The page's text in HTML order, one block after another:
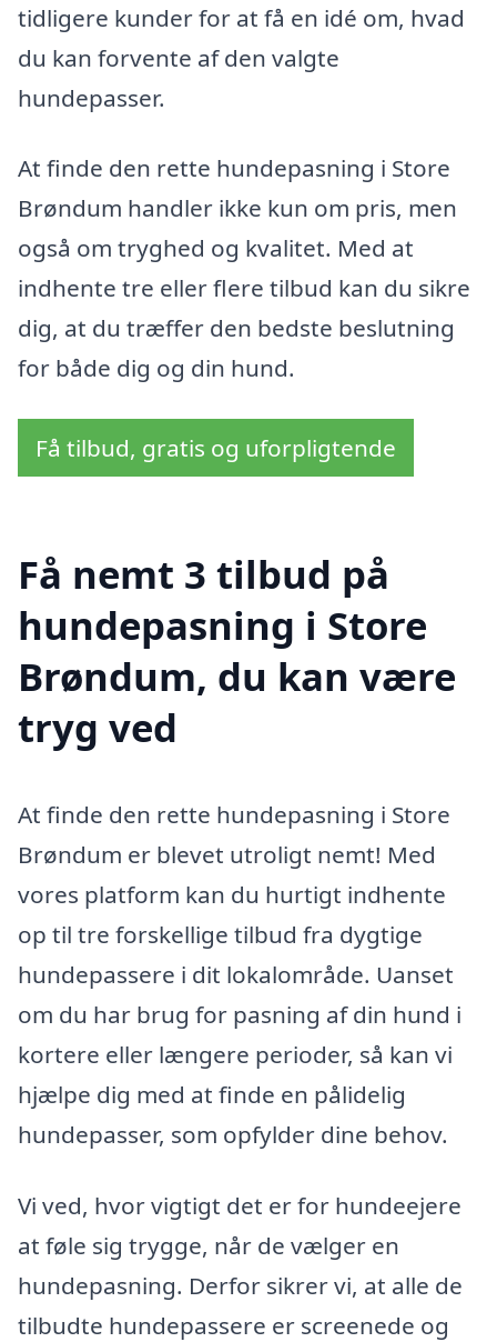
tidligere kunder for at få en idé om, hvad
du kan forvente af den valgte
hundepasser.
At finde den rette hundepasning i Store
Brøndum handler ikke kun om pris, men
også om tryghed og kvalitet. Med at
indhente tre eller flere tilbud kan du sikre
dig, at du træffer den bedste beslutning
for både dig og din hund.
Få tilbud, gratis og uforpligtende
Få nemt 3 tilbud på
hundepasning i Store
Brøndum, du kan være
tryg ved
At finde den rette hundepasning i Store
Brøndum er blevet utroligt nemt! Med
vores platform kan du hurtigt indhente
op til tre forskellige tilbud fra dygtige
hundepassere i dit lokalområde. Uanset
om du har brug for pasning af din hund i
kortere eller længere perioder, så kan vi
hjælpe dig med at finde en pålidelig
hundepasser, som opfylder dine behov.
Vi ved, hvor vigtigt det er for hundeejere
at føle sig trygge, når de vælger en
hundepasning. Derfor sikrer vi, at alle de
tilbudte hundepassere er screenede og